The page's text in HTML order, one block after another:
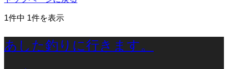
1件中 1件を表示
あした釣りに行きます。